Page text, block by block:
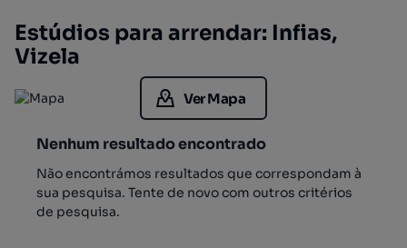
Estúdios para arrendar: Infias,
Vizela
Ver Mapa
Nenhum resultado encontrado
Não encontrámos resultados que correspondam à
sua pesquisa. Tente de novo com outros critérios
de pesquisa.